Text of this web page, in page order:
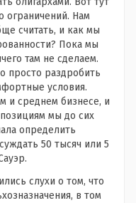
ограничений. Нам
считать, и как мы
Пока мы
там не сделаем.
просто раздробить
условия.
и среднем бизнесе, и
мы до сих
определить
50 тысяч или 5
слухи о том, что
в том